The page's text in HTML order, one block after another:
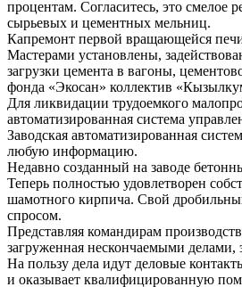
процентам. Согласитесь, это смелое
сырьевых и цементных мельниц.
Капремонт первой вращающейся
Мастерами установлены,
загрузки цемента в вагоны,
фонда «Экосан» коллектив
Для ликвидации трудоемкого
автоматизированная система
Заводская автоматизированная
любую информацию.
Недавно созданный на заводе
Теперь полностью удовлетворен
шамотного кирпича. Свой
спросом.
Представляя командирам
загруженная нескончаемыми делами,
На пользу дела идут деловые
и оказывает квалифицированную